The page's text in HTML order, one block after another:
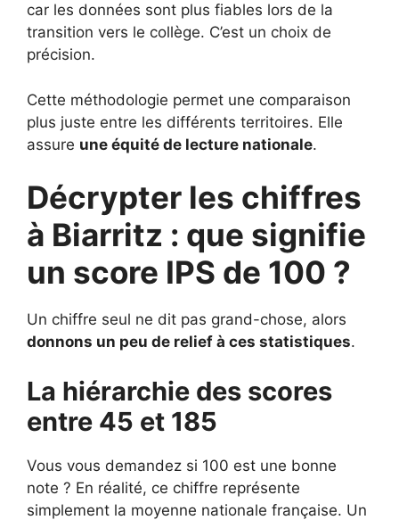
car les données sont plus fiables lors de la
transition vers le collège. C’est un choix de
précision.
Cette méthodologie permet une comparaison
plus juste entre les différents territoires. Elle
assure une équité de lecture nationale.
Décrypter les chiffres
à Biarritz : que signifie
un score IPS de 100 ?
Un chiffre seul ne dit pas grand-chose, alors
donnons un peu de relief à ces statistiques.
La hiérarchie des scores
entre 45 et 185
Vous vous demandez si 100 est une bonne
note ? En réalité, ce chiffre représente
simplement la moyenne nationale française. Un